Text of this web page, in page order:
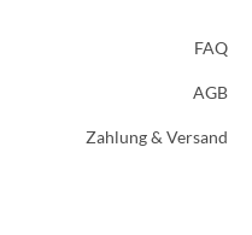
FAQ
AGB
Zahlung & Versand